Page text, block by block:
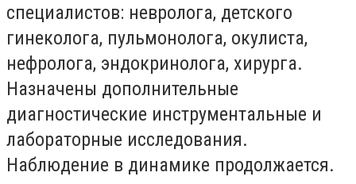
специалистов: невролога, детского
гинеколога, пульмонолога, окулиста,
нефролога, эндокринолога, хирурга.
Назначены дополнительные
диагностические инструментальные и
лабораторные исследования.
Наблюдение в динамике продолжается.